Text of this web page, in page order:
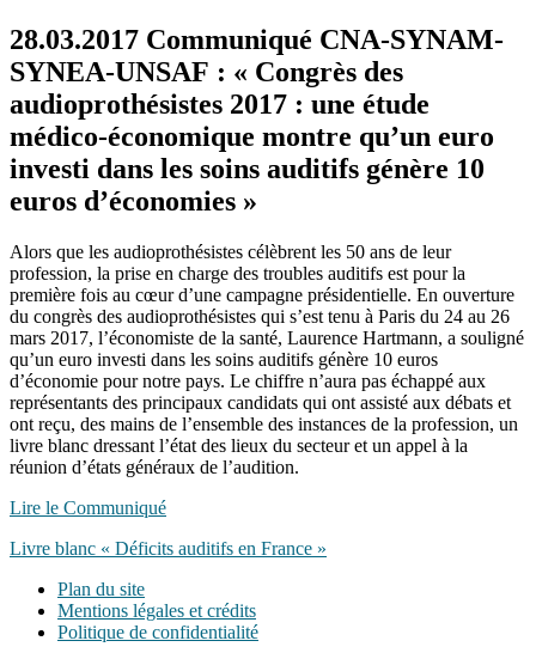
28.03.2017 Communiqué CNA-SYNAM-
SYNEA-UNSAF : « Congrès des
audioprothésistes 2017 : une étude
médico-économique montre qu’un euro
investi dans les soins auditifs génère 10
euros d’économies »
Alors que les audioprothésistes célèbrent les 50 ans de leur
profession, la prise en charge des troubles auditifs est pour la
première fois au cœur d’une campagne présidentielle. En ouverture
du congrès des audioprothésistes qui s’est tenu à Paris du 24 au 26
mars 2017, l’économiste de la santé, Laurence Hartmann, a souligné
qu’un euro investi dans les soins auditifs génère 10 euros
d’économie pour notre pays. Le chiffre n’aura pas échappé aux
représentants des principaux candidats qui ont assisté aux débats et
ont reçu, des mains de l’ensemble des instances de la profession, un
livre blanc dressant l’état des lieux du secteur et un appel à la
réunion d’états généraux de l’audition.
Lire le Communiqué
Livre blanc « Déficits auditifs en France »
Plan du site
Mentions légales et crédits
Politique de confidentialité